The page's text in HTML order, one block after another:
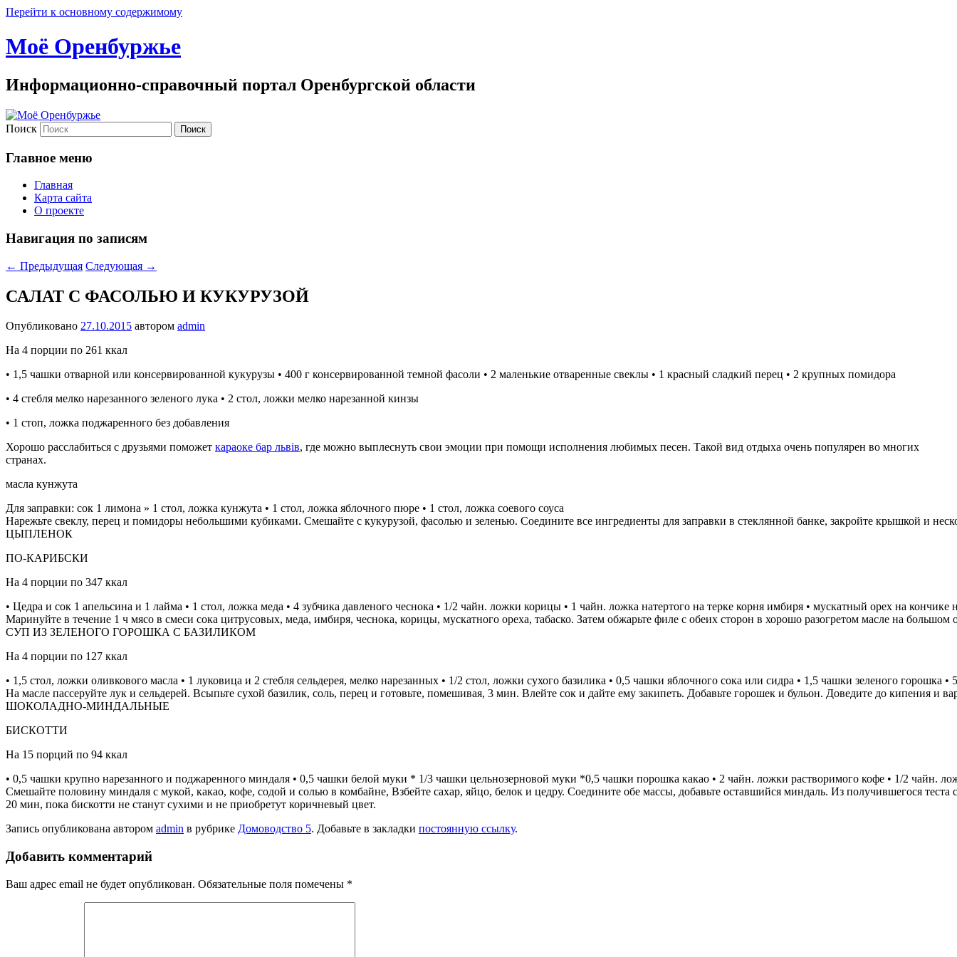
Перейти к основному содержимому
Моё Оренбуржье
Информационно-справочный портал Оренбургской области
Поиск
Главное меню
Главная
Карта сайта
О проекте
Навигация по записям
← Предыдущая Следующая →
САЛАТ С ФАСОЛЬЮ И КУКУРУЗОЙ
Опубликовано 27.10.2015 автором admin
На 4 порции по 261 ккал
• 1,5 чашки отварной или консервированной кукурузы • 400 г консервированной темной фасоли • 2 маленькие отваренные свеклы • 1 красный сладкий перец • 2 крупных помидора
• 4 стебля мелко нарезанного зеленого лука • 2 стол, ложки мелко нарезанной кинзы
• 1 стоп, ложка поджаренного без добавления
Хорошо расслабиться с друзьями поможет караоке бар львів, где можно выплеснуть свои эмоции при помощи исполнения любимых песен. Такой вид отдыха очень популярен во многих
странах.
масла кунжута
Для заправки: сок 1 лимона » 1 стол, ложка кунжута • 1 стол, ложка яблочного пюре • 1 стол, ложка соевого соуса
Нарежьте свеклу, перец и помидоры небольшими кубиками. Смешайте с кукурузой, фасолью и зеленью. Соедините все ингредиенты для заправки в стеклянной банке, закройте крышкой и
ЦЫПЛЕНОК
ПО-КАРИБСКИ
На 4 порции по 347 ккал
• Цедра и сок 1 апельсина и 1 лайма • 1 стол, ложка меда • 4 зубчика давленого чеснока • 1/2 чайн. ложки корицы • 1 чайн. ложка натертого на терке корня имбиря • мускатный орех на
Маринуйте в течение 1 ч мясо в смеси сока цитрусовых, меда, имбиря, чеснока, корицы, мускатного ореха, табаско. Затем обжарьте филе с обеих сторон в хорошо разогретом масле на
СУП ИЗ ЗЕЛЕНОГО ГОРОШКА С БАЗИЛИКОМ
На 4 порции по 127 ккал
• 1,5 стол, ложки оливкового масла • 1 луковица и 2 стебля сельдерея, мелко нарезанных • 1/2 стол, ложки сухого базилика • 0,5 чашки яблочного сока или сидра • 1,5 чашки зеленого горошка
На масле пассеруйте лук и сельдерей. Всыпьте сухой базилик, соль, перец и готовьте, помешивая, 3 мин. Влейте сок и дайте ему закипеть. Добавьте горошек и бульон. Доведите до
ШОКОЛАДНО-МИНДАЛЬНЫЕ
БИСКОТТИ
На 15 порций по 94 ккал
• 0,5 чашки крупно нарезанного и поджаренного миндаля • 0,5 чашки белой муки * 1/3 чашки цельнозерновой муки *0,5 чашки порошка какао • 2 чайн. ложки растворимого кофе • 1/2 чайн.
Смешайте половину миндаля с мукой, какао, кофе, содой и солью в комбайне, Взбейте сахар, яйцо, белок и цедру. Соедините обе массы, добавьте оставшийся миндаль. Из получившегося
20 мин, пока бискотти не станут сухими и не приобретут коричневый цвет.
Запись опубликована автором admin в рубрике Домоводство 5. Добавьте в закладки постоянную ссылку.
Добавить комментарий
Ваш адрес email не будет опубликован. Обязательные поля помечены *